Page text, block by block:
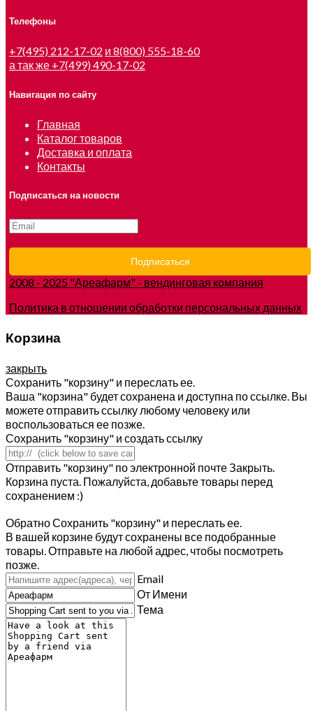
Телефоны
+7(495) 212-17-02 и 8(800) 555-18-60
а так же +7(499) 490-17-02
Навигация по сайту
Главная
Каталог товаров
Доставка и оплата
Контакты
Подписаться на новости
2008 - 2025 "Ареафарм" - вендинговая компания
Политика в отношении обработки персональных данных
Корзина
закрыть
Сохранить "корзину" и переслать ее.
Ваша "корзина" будет сохранена и доступна по ссылке. Вы
можете отправить ссылку любому человеку или
воспользоваться ее позже.
Сохранить "корзину" и создать ссылку
Отправить "корзину" по электронной почте Закрыть.
Корзина пуста. Пожалуйста, добавьте товары перед
сохранением :)
ОбратноСохранить "корзину" и переслать ее.
В вашей корзине будут сохранены все подобранные
товары. Отправьте на любой адрес, чтобы посмотреть
позже.
Email
От Имени
Тема